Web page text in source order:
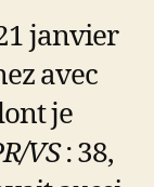
janvier
avec
je
VS: 38,